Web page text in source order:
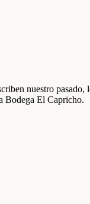
nuestro
Bodega El Capricho.